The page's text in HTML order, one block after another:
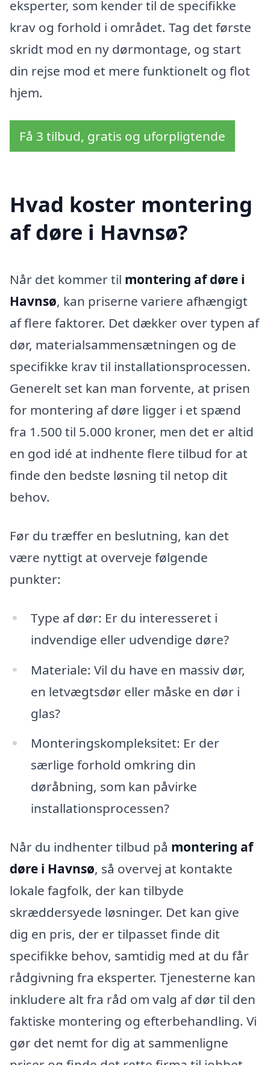
eksperter, som kender til de specifikke
krav og forhold i området. Tag det første
skridt mod en ny dørmontage, og start
din rejse mod et mere funktionelt og flot
hjem.
Få 3 tilbud, gratis og uforpligtende
Hvad koster montering
af døre i Havnsø?
Når det kommer til montering af døre i
Havnsø, kan priserne variere afhængigt
af flere faktorer. Det dækker over typen af
dør, materialsammensætningen og de
specifikke krav til installationsprocessen.
Generelt set kan man forvente, at prisen
for montering af døre ligger i et spænd
fra 1.500 til 5.000 kroner, men det er altid
en god idé at indhente flere tilbud for at
finde den bedste løsning til netop dit
behov.
Før du træffer en beslutning, kan det
være nyttigt at overveje følgende
punkter:
Type af dør: Er du interesseret i
indvendige eller udvendige døre?
Materiale: Vil du have en massiv dør,
en letvægtsdør eller måske en dør i
glas?
Monteringskompleksitet: Er der
særlige forhold omkring din
døråbning, som kan påvirke
installationsprocessen?
Når du indhenter tilbud på montering af
døre i Havnsø, så overvej at kontakte
lokale fagfolk, der kan tilbyde
skræddersyede løsninger. Det kan give
dig en pris, der er tilpasset finde dit
specifikke behov, samtidig med at du får
rådgivning fra eksperter. Tjenesterne kan
inkludere alt fra råd om valg af dør til den
faktiske montering og efterbehandling. Vi
gør det nemt for dig at sammenligne